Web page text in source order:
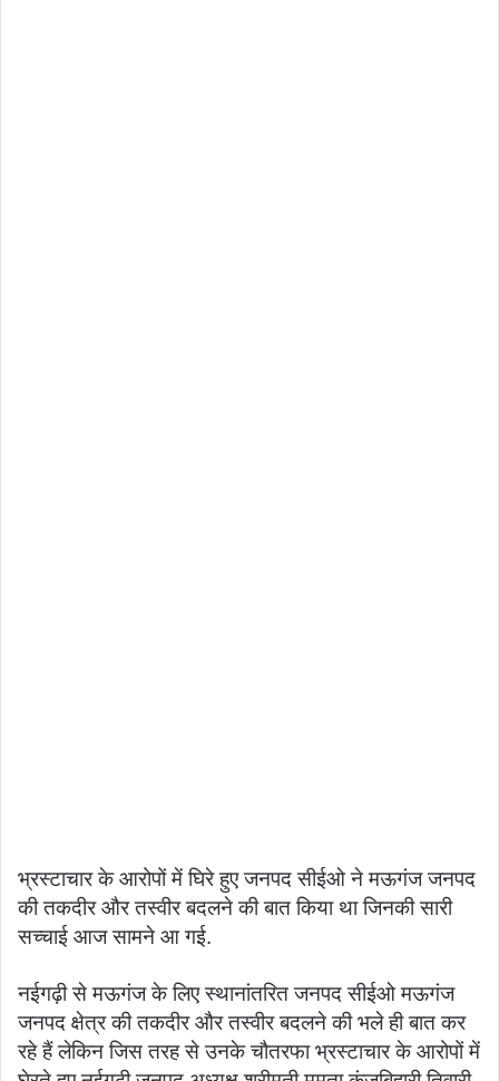
भ्रस्टाचार के आरोपों में घिरे हुए जनपद सीईओ ने मऊगंज जनपद
की तकदीर और तस्वीर बदलने की बात किया था जिनकी सारी
सच्चाई आज सामने आ गई.
नईगढ़ी से मऊगंज के लिए स्थानांतरित जनपद सीईओ मऊगंज
जनपद क्षेत्र की तकदीर और तस्वीर बदलने की भले ही बात कर
रहे हैं लेकिन जिस तरह से उनके चौतरफा भ्रस्टाचार के आरोपों में